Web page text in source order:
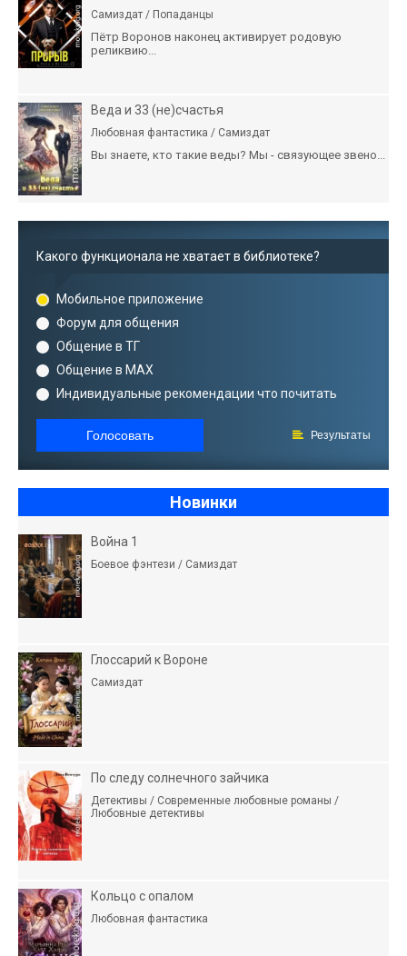
Самиздат / Попаданцы
Пётр Воронов наконец активирует родовую
реликвию...
Веда и 33 (не)счастья
Любовная фантастика / Самиздат
Вы знаете, кто такие веды? Мы - связующее звено...
Какого функционала не хватает в библиотеке?
Мобильное приложение
Форум для общения
Общение в ТГ
Общение в MAX
Индивидуальные рекомендации что почитать
Голосовать Результаты
Новинки
Война 1
Боевое фэнтези / Самиздат
Глоссарий к Вороне
Самиздат
По следу солнечного зайчика
Детективы / Современные любовные романы /
Любовные детективы
Кольцо с опалом
Любовная фантастика